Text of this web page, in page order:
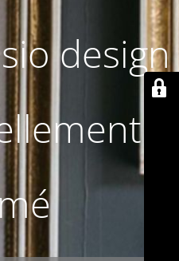
design